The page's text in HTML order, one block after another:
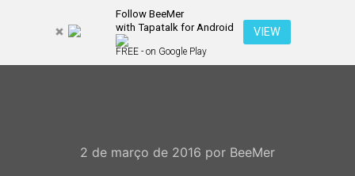
Follow BeeMer
with Tapatalk for Android
FREE - on Google Play
VIEW
2 de março de 2016 por BeeMer